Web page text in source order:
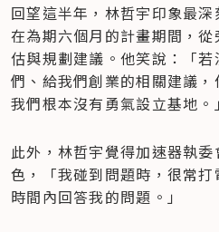
回望這半年，林哲宇印象最
在為期六個月的計畫期間，
估與規劃建議。他笑說：「
們、給我們創業的相關建議，
我們根本沒有勇氣設立基地。」
此外，林哲宇覺得加速器執
色，「我碰到問題時，很常
時間內回答我的問題。」